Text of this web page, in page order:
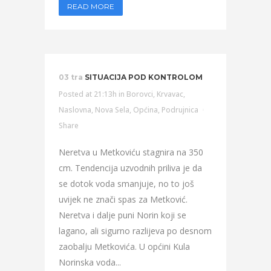
READ MORE
03 tra SITUACIJA POD KONTROLOM
Posted at 21:13h in Borovci, Krvavac,
Naslovna, Nova Sela, Općina, Podrujnica
Share
Neretva u Metkoviću stagnira na 350
cm. Tendencija uzvodnih priliva je da
se dotok voda smanjuje, no to još
uvijek ne znači spas za Metković.
Neretva i dalje puni Norin koji se
lagano, ali sigurno razlijeva po desnom
zaobalju Metkovića. U općini Kula
Norinska voda...